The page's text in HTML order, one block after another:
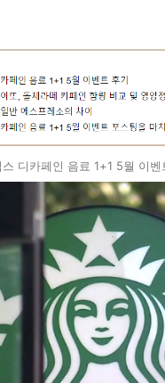
스 디카페인 음료 1+1 5월 이